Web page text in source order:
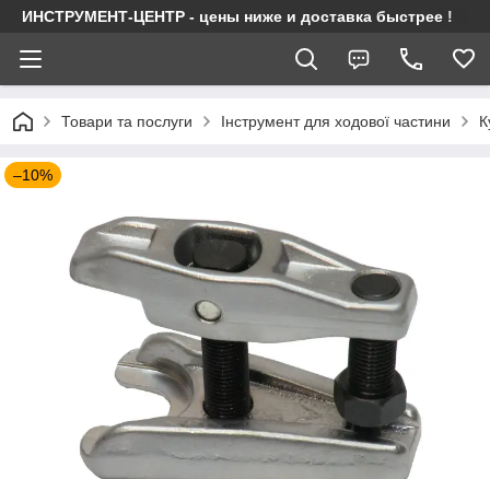
ИНСТРУМЕНТ-ЦЕНТР - цены ниже и доставка быстрее !
Товари та послуги Інструмент для ходової частини
–10%